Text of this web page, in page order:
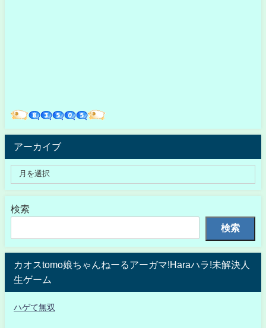
アーカイブ
検索
検索
カオスtomo娘ちゃんねーるアーガマ!Haraハラ!未解決人
生ゲーム
ハゲて無双